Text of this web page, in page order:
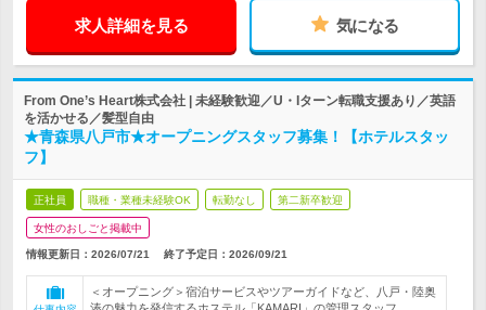
求人詳細を見る 気になる
From One’s Heart株式会社 | 未経験歓迎／U・Iターン転職支援あり／英語
を活かせる／髪型自由
★青森県八戸市★オープニングスタッフ募集！【ホテルスタッ
フ】
正社員 職種・業種未経験OK 転勤なし 第二新卒歓迎
女性のおしごと掲載中
情報更新日：2026/07/21 終了予定日： 2026/09/21
＜オープニング＞宿泊サービスやツアーガイドなど、八戸・陸奥